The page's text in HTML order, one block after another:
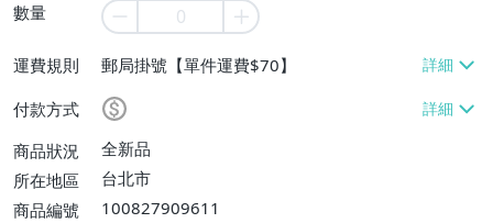
數量
運費規則
郵局掛號【單件運費$70】
付款方式
商品狀況
全新品
所在地區
台北市
商品編號
100827909611